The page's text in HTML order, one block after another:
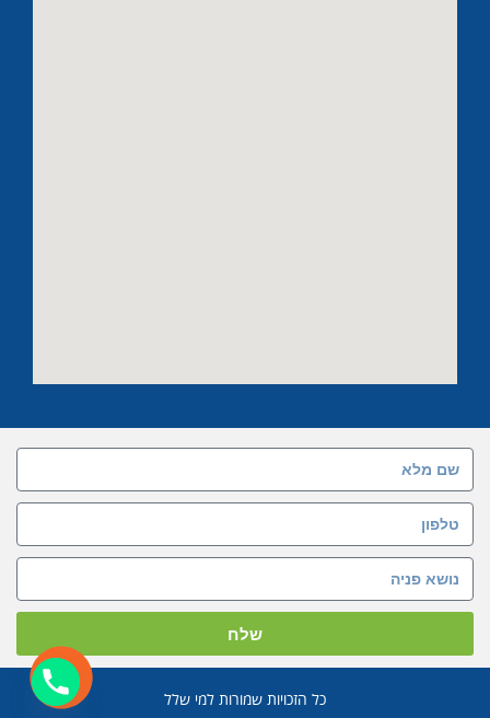
שלח
כל הזכויות שמורות למי שלל